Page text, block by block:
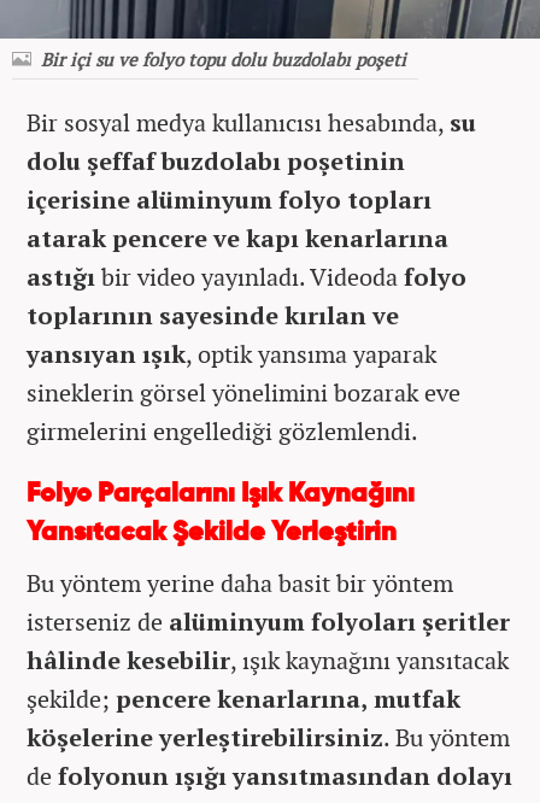
Bir içi su ve folyo topu dolu buzdolabı poşeti
Bir sosyal medya kullanıcısı hesabında, su
dolu şeffaf buzdolabı poşetinin
içerisine alüminyum folyo topları
atarak pencere ve kapı kenarlarına
astığıbir video yayınladı. Videodafolyo
toplarının sayesinde kırılan ve
yansıyan ışık, optik yansıma yaparak
sineklerin görsel yönelimini bozarak eve
girmelerini engellediği gözlemlendi.
Folyo Parçalarını Işık Kaynağını
Yansıtacak Şekilde Yerleştirin
Bu yöntem yerine daha basit bir yöntem
isterseniz de alüminyum folyoları şeritler
hâlinde kesebilir, ışık kaynağını yansıtacak
şekilde; pencere kenarlarına, mutfak
köşelerine yerleştirebilirsiniz. Bu yöntem
de folyonun ışığı yansıtmasından dolayı